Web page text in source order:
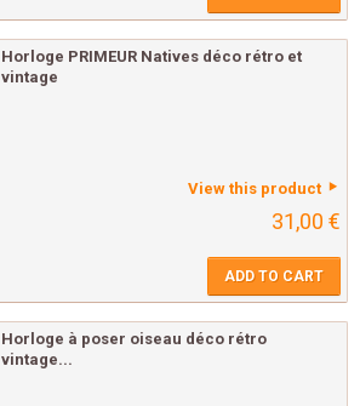
Horloge PRIMEUR Natives déco rétro et
vintage
View this product
31,00 €
ADD TO CART
Horloge à poser oiseau déco rétro
vintage...